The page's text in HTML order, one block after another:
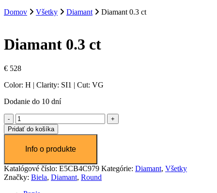
Domov
Všetky Diamant Diamant 0.3 ct
Diamant 0.3 ct
€ 528
Color: H | Clarity: SI1 | Cut: VG
Dodanie do 10 dní
množstvo
Diamant
0.3
Pridať do košíka
Katalógové číslo: E5CB4C979 Kategórie: Diamant, Všetky
Značky: Biela, Diamant, Round